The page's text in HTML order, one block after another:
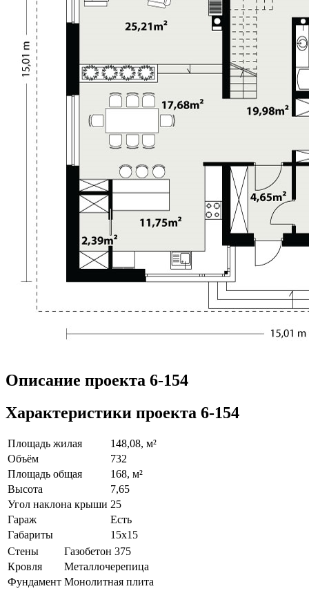
Описание проекта 6-154
Характеристики проекта 6-154
Площадь жилая
148,08, м²
Объём
732
Площадь общая
168, м²
Высота
7,65
Угол наклона крыши 25
Гараж
Есть
Габариты
15х15
Стены
Газобетон 375
Кровля
Металлочерепица
Фундамент Монолитная плита